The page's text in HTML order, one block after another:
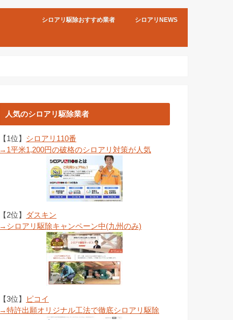
シロアリ駆除おすすめ業者 シロアリNEWS
人気のシロアリ駆除業者
【1位】 シロアリ110番
→1平米1,200円の破格のシロアリ対策が人気
【2位】
ダスキン
→シロアリ駆除キャンペーン中(九州のみ)
【3位】
ピコイ
→特許出願オリジナル工法で徹底シロアリ駆除